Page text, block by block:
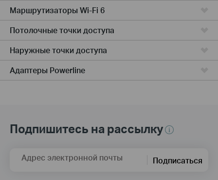
Маршрутизаторы Wi-Fi 6
Потолочные точки доступа
Наружные точки доступа
Адаптеры Powerline
Подпишитесь на рассылку
Адрес электронной почты Подписаться